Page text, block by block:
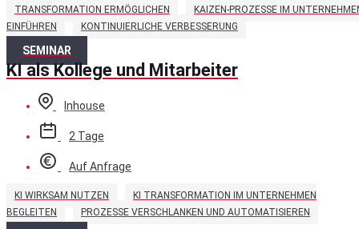
TRANSFORMATION ERMÖGLICHEN
KAIZEN-PROZESSE IM
EINFÜHREN
KONTINUIERLICHE VERBESSERUNG
SEMINAR
KI als Kollege und Mitarbeiter
Inhouse
2 Tage
Auf Anfrage
KI WIRKSAM NUTZEN
KI TRANSFORMATION IM UNTERNEHMEN
BEGLEITEN
PROZESSE VERSCHLANKEN UND AUTOMATISIEREN